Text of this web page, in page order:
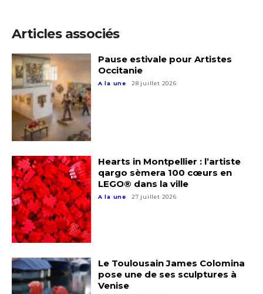
Adresse email*
Nom
Prénom
Statut / Organisation
J'accepte lestermes et conditions
Adresse email*
Prénom
Articles associés
Pause estivale pour Artistes
Occitanie
A la une 28 juillet 2026
Hearts in Montpellier : l’artiste
qargo sèmera 100 cœurs en
LEGO® dans la ville
A la une 27 juillet 2026
Le Toulousain James Colomina
pose une de ses sculptures à
Venise